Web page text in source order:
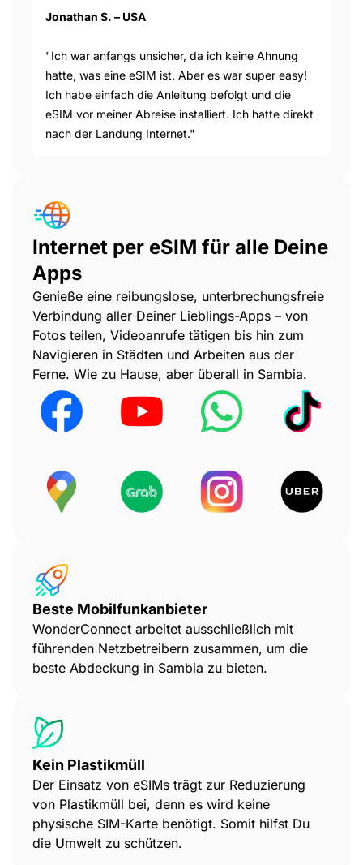
Jonathan S. – USA
"Ich war anfangs unsicher, da ich keine Ahnung
hatte, was eine eSIM ist. Aber es war super easy!
Ich habe einfach die Anleitung befolgt und die
eSIM vor meiner Abreise installiert. Ich hatte direkt
nach der Landung Internet."
Internet per eSIM für alle Deine
Apps
Genieße eine reibungslose, unterbrechungsfreie
Verbindung aller Deiner Lieblings-Apps – von
Fotos teilen, Videoanrufe tätigen bis hin zum
Navigieren in Städten und Arbeiten aus der
Ferne. Wie zu Hause, aber überall in Sambia.
Beste Mobilfunkanbieter
WonderConnect arbeitet ausschließlich mit
führenden Netzbetreibern zusammen, um die
beste Abdeckung in Sambia zu bieten.
Kein Plastikmüll
Der Einsatz von eSIMs trägt zur Reduzierung
von Plastikmüll bei, denn es wird keine
physische SIM-Karte benötigt. Somit hilfst Du
die Umwelt zu schützen.